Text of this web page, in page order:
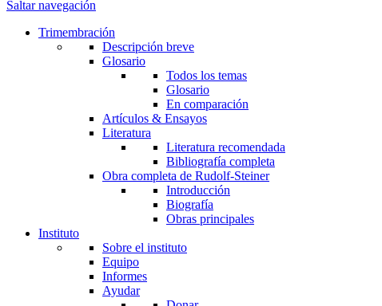
Saltar navegación
Trimembración
Descripción breve
Glosario
Todos los temas
Glosario
En comparación
Artículos & Ensayos
Literatura
Literatura recomendada
Bibliografía completa
Obra completa de Rudolf-Steiner
Introducción
Biografía
Obras principales
Instituto
Sobre el instituto
Equipo
Informes
Ayudar